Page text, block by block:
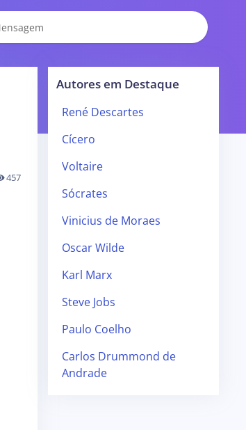
457
Autores em Destaque
René Descartes
Cícero
Voltaire
Sócrates
Vinicius de Moraes
Oscar Wilde
Karl Marx
Steve Jobs
Paulo Coelho
Carlos Drummond de
Andrade